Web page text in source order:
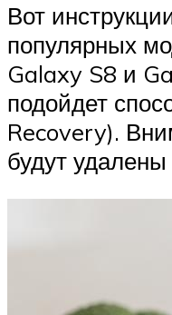
Вот
популярных
Galaxy S8 и
подойдет
Recovery).
будут